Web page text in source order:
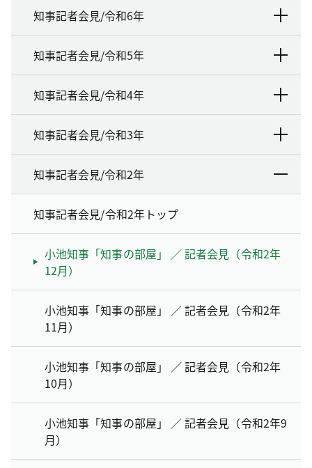
知事記者会見/令和6年
知事記者会見/令和5年
知事記者会見/令和4年
知事記者会見/令和3年
知事記者会見/令和2年
知事記者会見/令和2年トップ
小池知事「知事の部屋」 ／ 記者会見（令和2年
12月）
小池知事「知事の部屋」 ／ 記者会見（令和2年
11月）
小池知事「知事の部屋」 ／ 記者会見（令和2年
10月）
小池知事「知事の部屋」 ／ 記者会見（令和2年9
月）